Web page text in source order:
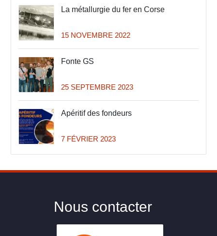
La métallurgie du fer en Corse
15 NOVEMBRE 2022
Fonte GS
25 SEPTEMBRE 2023
Apéritif des fondeurs
7 FÉVRIER 2023
Nous contacter